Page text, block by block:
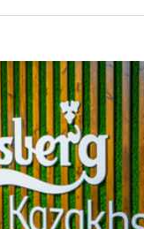
выстроить
команды без